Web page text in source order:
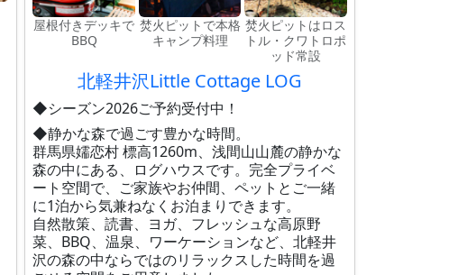
屋根付きデッキで
BBQ
焚火ピットで本格
キャンプ料理
焚火ピットはロス
トル・クワトロポ
ッド常設
北軽井沢Little Cottage LOG
◆シーズン2026ご予約受付中！
◆静かな森で過ごす豊かな時間。
群馬県嬬恋村 標高1260m、浅間山山麓の静かな
森の中にある、ログハウスです。完全プライベ
ート空間で、ご家族やお仲間、ペットとご一緒
に1泊から気兼ねなくお泊まりできます。
自然散策、読書、ヨガ、フレッシュな高原野
菜、BBQ、温泉、ワーケーションなど、北軽井
沢の森の中ならではのリラックスした時間を過